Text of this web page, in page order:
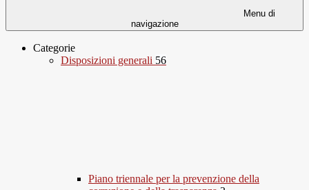
Menu di
navigazione
Categorie
Disposizioni generali 56
Piano triennale per la prevenzione della